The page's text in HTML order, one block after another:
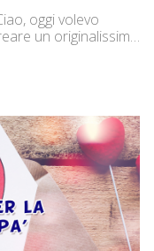
oggi volevo
un originalissimo
una felice
benissimo